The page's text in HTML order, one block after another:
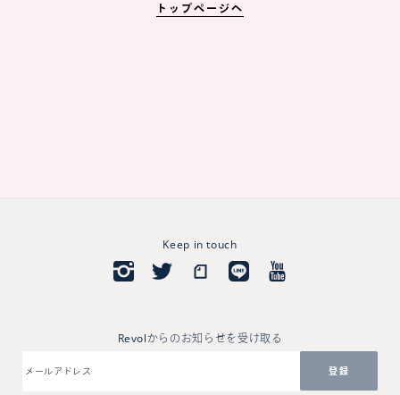
トップページへ
Keep in touch
Revolからのお知らせを受け取る